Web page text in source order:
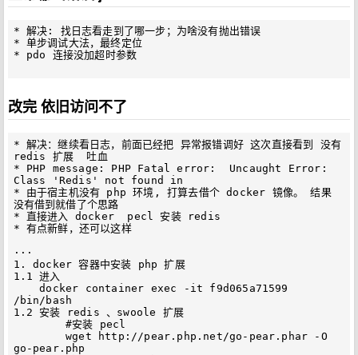
* 解决: 找日志看走到了哪一步；为啥没有抛出错误
* 单步调试大法，最终定位
* pdo 连接没加超时参数
改完 依旧访问不了
* 解决：继续看日志，前面已经把 异常报错调好 这次直接看到 没有
redis 扩展  吐血
* PHP message: PHP Fatal error:  Uncaught Error:
Class 'Redis' not found in
* 由于宿主机没有 php 环境, 打算去借个 docker 镜像。 结果
没有借到就借了个思路
* 直接进入 docker  pecl 安装 redis
* 有点新鲜，还可以这样
···
1. docker 容器中安装 php 扩展
1.1 进入
    docker container exec -it f9d065a71599
/bin/bash
1.2 安装 redis 、swoole 扩展
        #安装 pecl
        wget http://pear.php.net/go-pear.phar -O
go-pear.php